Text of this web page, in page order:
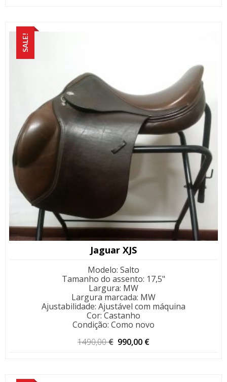
SALE!
Jaguar XJS
Modelo: Salto
Tamanho do assento: 17,5"
Largura: MW
Largura marcada: MW
Ajustabilidade: Ajustável com máquina
Cor: Castanho
Condição: Como novo
1490,00€ O
990,00 €